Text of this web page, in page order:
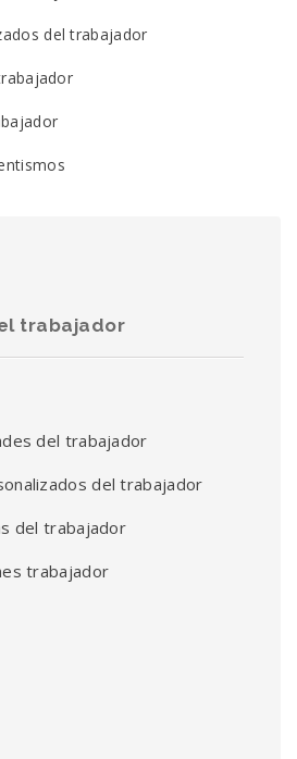
del trabajador
trabajador
del trabajador
del trabajador
del trabajador
trabajador